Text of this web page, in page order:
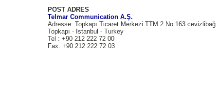
POST ADRES
Telmar Communication A.Ş.
Adresse: Topkapı Ticaret Merkezi TTM 2 No:163 cevizlibağ
Topkapı - Istanbul - Turkey
Tel : +90 212 222 72 00
Fax: +90 212 222 72 03